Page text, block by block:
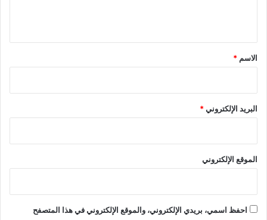
*
الاسم *
البريد الإلكتروني*
الموقع الإلكتروني
احفظ اسمي، بريدي الإلكتروني، والموقع الإلكتروني في هذا المتصفح